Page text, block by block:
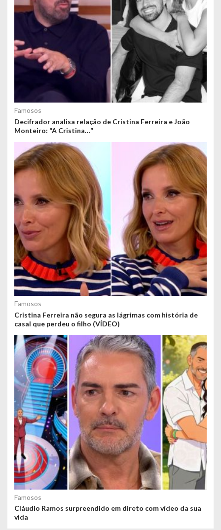
Famosos
Decifrador analisa relação de Cristina Ferreira e João
Monteiro: “A Cristina…”
Famosos
Cristina Ferreira não segura as lágrimas com história de
casal que perdeu o filho (VÍDEO)
Famosos
Cláudio Ramos surpreendido em direto com vídeo da sua
vida